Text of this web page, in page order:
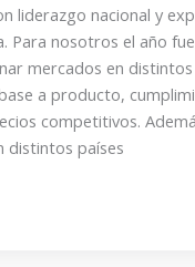
liderazgo nacional y
Para nosotros el año
mercados en
a producto,
competitivos.
distintos países